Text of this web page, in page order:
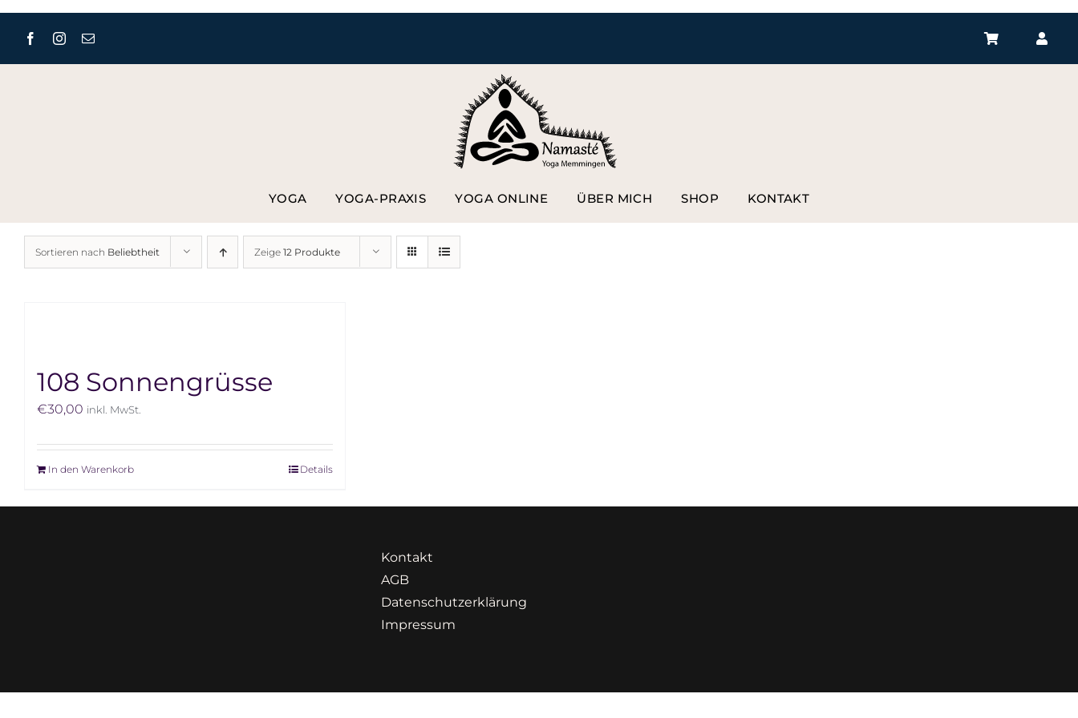
Zum
Inhalt
YOGA YOGA-PRAXIS YOGA ONLINE ÜBER MICH SHOP KONTAKT
Sortieren nach Beliebtheit Zeige 12 Produkte
108 Sonnengrüsse
€30,00 inkl. MwSt.
In den Warenkorb Details
Kontakt
AGB
Datenschutzerklärung
Impressum